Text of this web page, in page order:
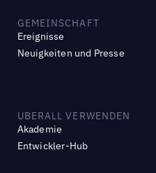
GEMEINSCHAFT
Ereignisse
Neuigkeiten und Presse
UBERALL VERWENDEN
Akademie
Entwickler-Hub